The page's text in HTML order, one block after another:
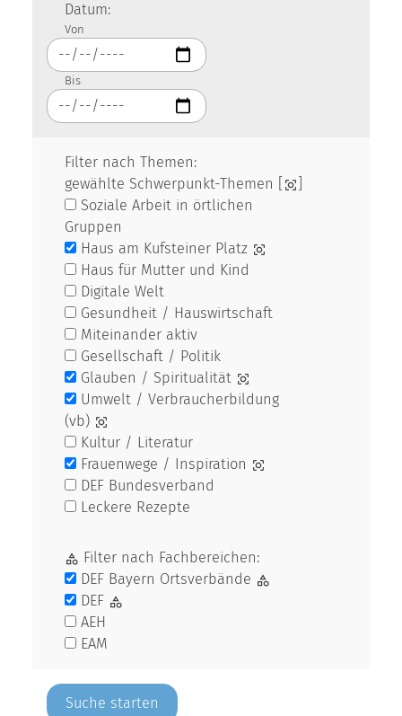
Datum:
Von
Bis
Filter nach Themen:
gewählte Schwerpunkt-Themen [
Soziale Arbeit in örtlichen
Gruppen
Haus am Kufsteiner Platz
Haus für Mutter und Kind
Digitale Welt
Gesundheit / Hauswirtschaft
Miteinander aktiv
Gesellschaft / Politik
Glauben / Spiritualität
Umwelt / Verbraucherbildung
(vb)
Kultur / Literatur
Frauenwege / Inspiration
DEF Bundesverband
Leckere Rezepte
Filter nach Fachbereichen:
DEF Bayern Ortsverbände
DEF
AEH
EAM